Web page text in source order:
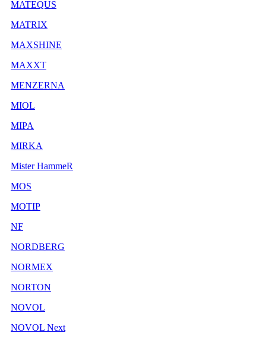
MATEQUS
MATRIX
MAXSHINE
MAXXT
MENZERNA
MIOL
MIPA
MIRKA
Mister HammeR
MOS
MOTIP
NF
NORDBERG
NORMEX
NORTON
NOVOL
NOVOL Next